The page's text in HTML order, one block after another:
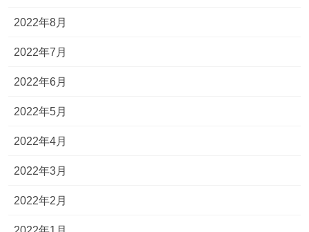
2022年8月
2022年7月
2022年6月
2022年5月
2022年4月
2022年3月
2022年2月